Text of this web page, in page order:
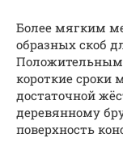
Более мягким
образных скоб
Положительным
короткие сроки
достаточной
деревянному
поверхность